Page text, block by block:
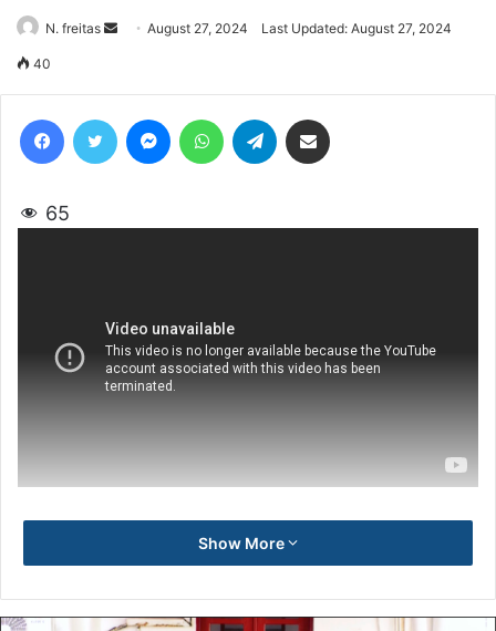
N. freitas
SendAugust 27, 2024 Last Updated: August 27, 2024
40
65
Show More